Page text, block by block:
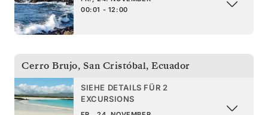
00:01 - 12:00
Cerro Brujo, San Cristóbal, Ecuador
SIEHE DETAILS FÜR 2
EXCURSIONS